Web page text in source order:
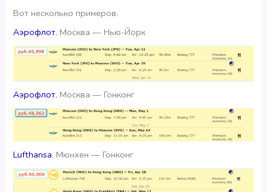
Вот несколько примеров.
Аэрофлот, Москва — Нью-Йорк
Аэрофлот, Москва — Гонконг
Lufthansa, Мюнхен — Гонконг